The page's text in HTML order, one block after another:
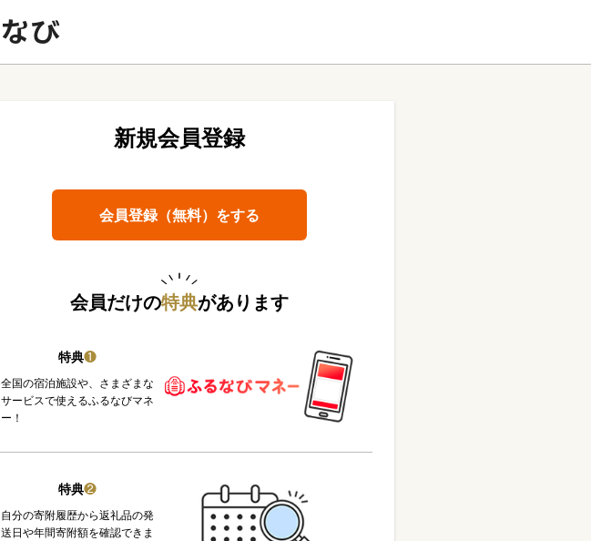
新規会員登録
会員登録（無料）をする
会員だけの特典があります
特典❶
全国の宿泊施設や、さまざまな
サービスで使えるふるなびマネ
ー！
特典❷
自分の寄附履歴から返礼品の発
送日や年間寄附額を確認できま